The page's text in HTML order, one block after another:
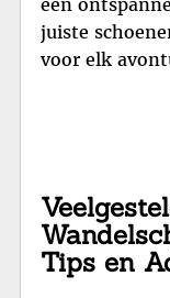
juiste
voor elk
Tips en